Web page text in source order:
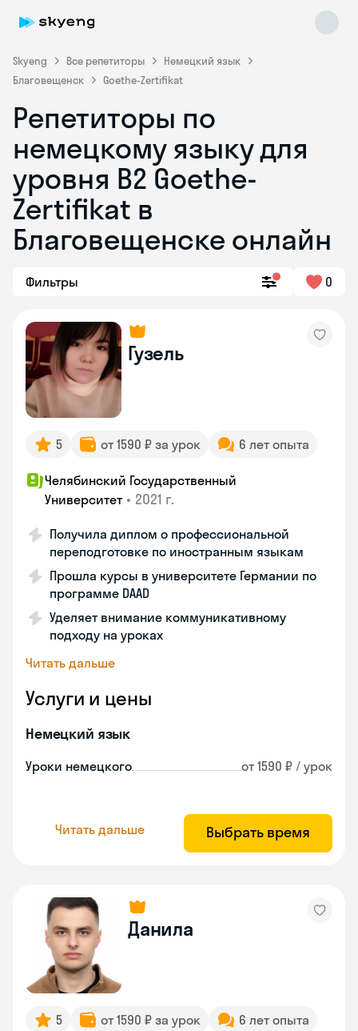
Skyeng Все репетиторы
Немецкий язык
Благовещенск
Goethe-Zertifikat
Репетиторы по
немецкому языку для
уровня B2 Goethe-
Zertifikat в
Благовещенске онлайн
Фильтры 0
Гузель
5 от 1590 ₽ за урок 6 лет опыта
Челябинский Государственный
Университет • 2021 г.
Получила диплом о профессиональной
переподготовке по иностранным языкам
Прошла курсы в университете Германии по
программе DAAD
Уделяет внимание коммуникативному
подходу на уроках
Читать дальше
Услуги и цены
Немецкий язык
Уроки немецкого от 1590 ₽ / урок
Читать дальше Выбрать время
Данила
5 от 1590 ₽ за урок
6 лет опыта
Skyeng Chat